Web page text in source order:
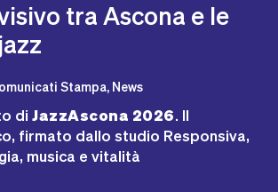
tra Ascona e le
Stampa, News
di JazzAscona 2026. Il
firmato dallo studio Responsiva,
musica e vitalità